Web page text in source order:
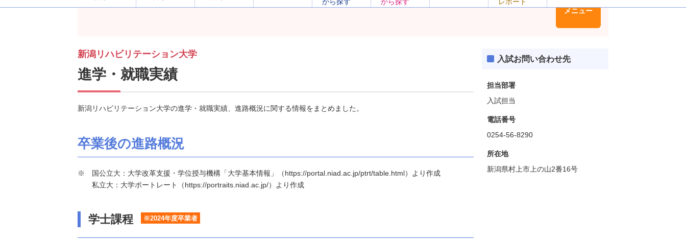
メニュー
新潟リハビリテーション大学
進学・就職実績
新潟リハビリテーション大学の進学・就職実績、進路概況に関する情報をまとめました。
卒業後の進路概況
国公立大：大学改革支援・学位授与機構「大学基本情報」（https://portal.niad.ac.jp/ptrt/table.html）より作成
私立大：大学ポートレート（https://portraits.niad.ac.jp/）より作成
学士課程 ※2024年度卒業者
入試お問い合わせ先
担当部署
入試担当
電話番号
0254-56-8290
所在地
新潟県村上市上の山2番16号